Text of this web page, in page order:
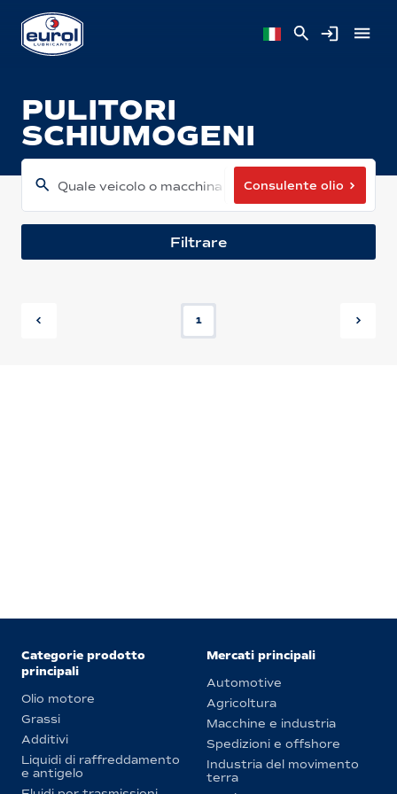
PULITORI
SCHIUMOGENI
Quale veicolo o macchina hai?Consulente olio
Filtrare
1
Categorie prodotto
principali
Olio motore
Grassi
Additivi
Liquidi di raffreddamento
e antigelo
Mercati principali
Automotive
Agricoltura
Macchine e industria
Spedizioni e offshore
Industria del movimento
terra